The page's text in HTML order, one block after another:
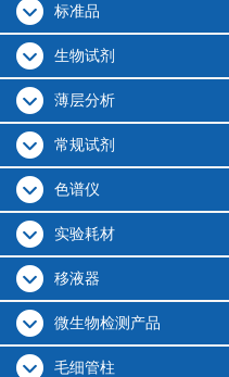
标准品
生物试剂
薄层分析
常规试剂
色谱仪
实验耗材
移液器
微生物检测产品
毛细管柱